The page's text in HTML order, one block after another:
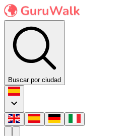
Buscar por ciudad